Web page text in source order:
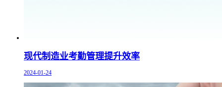
现代制造业考勤管理提升效率
2024-01-24